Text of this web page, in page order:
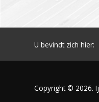
U bevindt zich hier:
Copyright © 2026.